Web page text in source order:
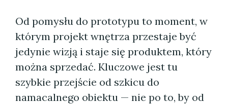
Od pomysłu do prototypu to moment, w
którym projekt wnętrza przestaje być
jedynie wizją i staje się produktem, który
można sprzedać. Kluczowe jest tu
szybkie przejście od szkicu do
namacalnego obiektu — nie po to, by od